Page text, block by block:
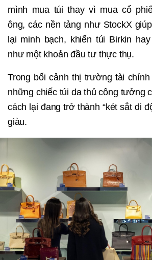
mình mua túi thay vì mua cổ
ông, các nền tảng như StockX
lại minh bạch, khiến túi Birkin
như một khoản đầu tư thực thụ.
Trong bối cảnh thị trường tài
những chiếc túi da thủ công tưởng
cách lại đang trở thành “két sắt di
giàu.